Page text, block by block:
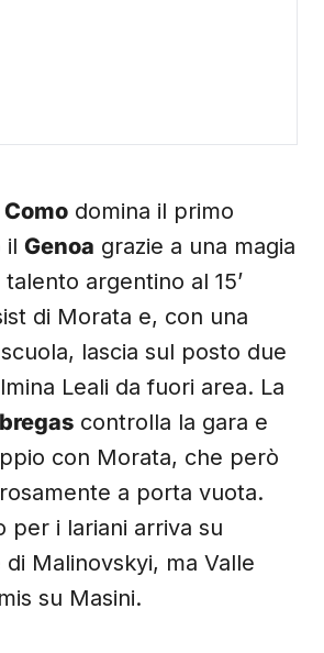
Como domina il primo
il Genoa grazie a una magia
talento argentino al 15’
di Morata e, con una
lascia sul posto due
Leali da fuori area. La
controlla la gara e
con Morata, che però
a porta vuota.
per i lariani arriva su
di Malinovskyi, ma Valle
su Masini.